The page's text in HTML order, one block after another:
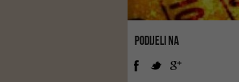
PODIJELI NA